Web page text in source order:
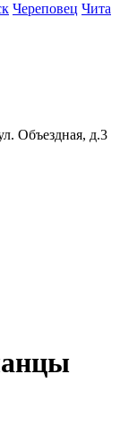
Череповец Чита
Объездная, д.3